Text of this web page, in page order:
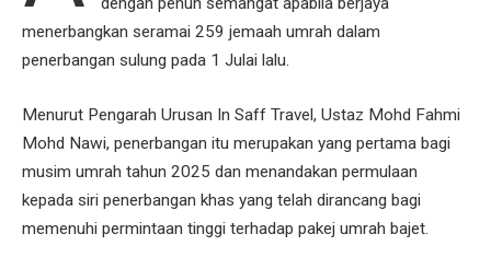
menerbangkan seramai 259 jemaah umrah dalam
penerbangan sulung pada 1 Julai lalu.
Menurut Pengarah Urusan In Saff Travel, Ustaz Mohd Fahmi
Mohd Nawi, penerbangan itu merupakan yang pertama bagi
musim umrah tahun 2025 dan menandakan permulaan
kepada siri penerbangan khas yang telah dirancang bagi
memenuhi permintaan tinggi terhadap pakej umrah bajet.